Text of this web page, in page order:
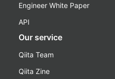
Engineer White Paper
API
Our service
Qiita Team
Qiita Zine